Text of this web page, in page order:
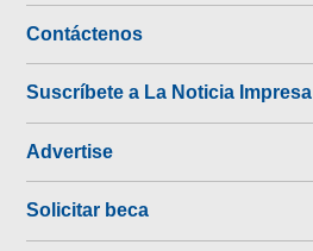
Contáctenos
Suscríbete a La Noticia Impresa
Advertise
Solicitar beca